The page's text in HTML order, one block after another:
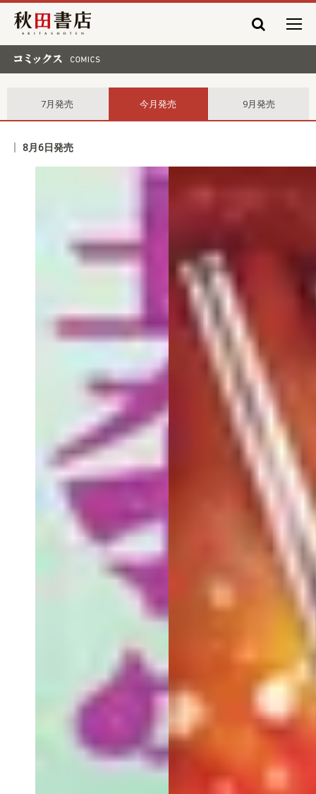
秋田書店
7月発売 今月発売 9月発売
8月6日発売